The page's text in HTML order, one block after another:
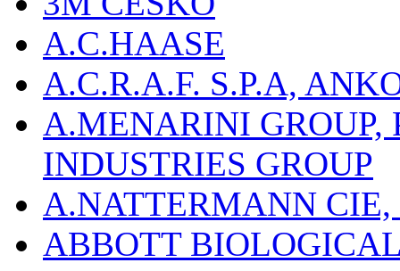
A.C.HAASE
A.C.R.A.F. S.P.A,
A.MENARINI
INDUSTRIES GROUP
A.NATTERMANN
ABBOTT